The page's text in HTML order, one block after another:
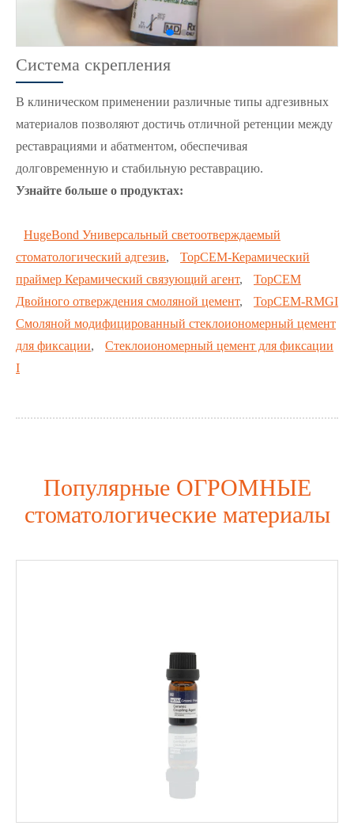
Система скрепления
В клиническом применении различные типы адгезивных
материалов позволяют достичь отличной ретенции между
реставрациями и абатментом, обеспечивая
долговременную и стабильную реставрацию.
Узнайте больше о продуктах:
HugeBond Универсальный светоотверждаемый
стоматологический адгезив,
TopCEM-Керамический
праймер Керамический связующий агент,
TopCEM
Двойного отверждения смоляной цемент,
TopCEM-RMGI
Смоляной модифицированный стеклоиономерный цемент
для фиксации,
Стеклоиономерный цемент для фиксации
I
Популярные ОГРОМНЫЕ
стоматологические материалы